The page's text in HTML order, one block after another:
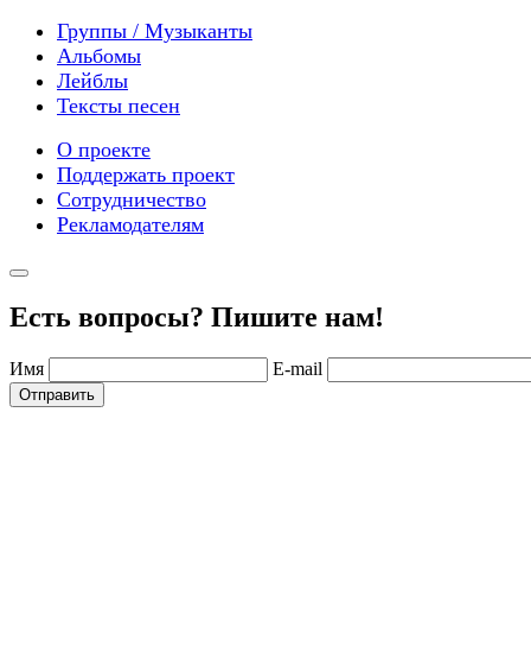
Группы / Музыканты
Альбомы
Лейблы
Тексты песен
О проекте
Поддержать проект
Сотрудничество
Рекламодателям
Есть вопросы? Пишите нам!
Имя E-mail